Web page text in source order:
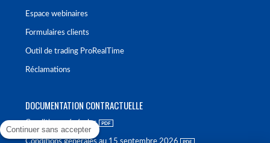
Espace webinaires
Formulaires clients
Outil de trading ProRealTime
Réclamations
DOCUMENTATION CONTRACTUELLE
Conditions générales
Continuer sans accepter